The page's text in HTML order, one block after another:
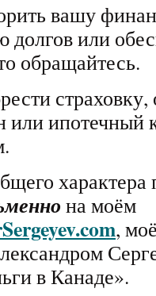
вашу
долгов или
обращайтесь.
ипотечный
на моём
,
в Канаде».